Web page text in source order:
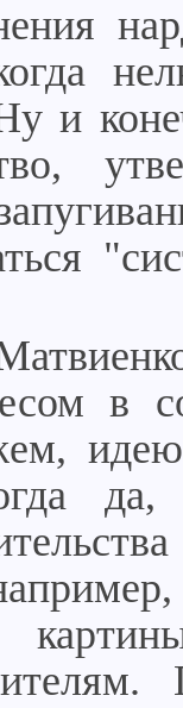
и
в